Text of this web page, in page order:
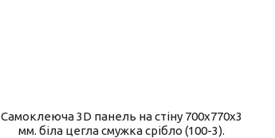
Самоклеюча 3D панель на стіну 700х770х3
мм. біла цегла смужка срібло (100-3).